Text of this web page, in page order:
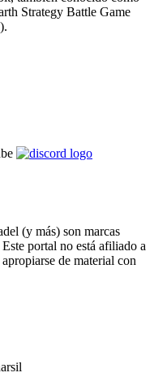
Strategy Battle Game
(y más) son marcas
portal no está afiliado a
de material con